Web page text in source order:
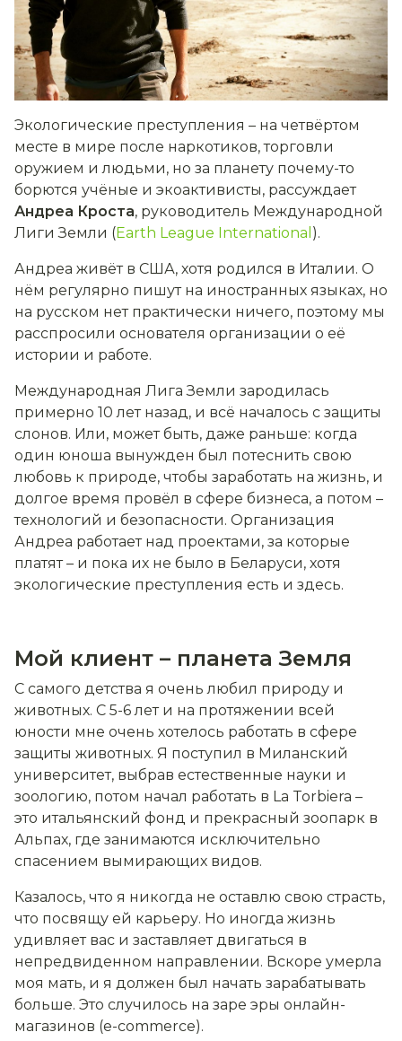
Экологические преступления – на четвёртом
месте в мире после наркотиков, торговли
оружием и людьми, но за планету почему-то
борются учёные и экоактивисты, рассуждает
Андреа Кроста, руководитель Международной
Лиги Земли (Earth League International ).
Андреа живёт в США, хотя родился в Италии. О
нём регулярно пишут на иностранных языках, но
на русском нет практически ничего, поэтому мы
расспросили основателя организации о её
истории и работе.
Международная Лига Земли зародилась
примерно 10 лет назад, и всё началось с защиты
слонов. Или, может быть, даже раньше: когда
один юноша вынужден был потеснить свою
любовь к природе, чтобы заработать на жизнь, и
долгое время провёл в сфере бизнеса, а потом –
технологий и безопасности. Организация
Андреа работает над проектами, за которые
платят – и пока их не было в Беларуси, хотя
экологические преступления есть и здесь.
Мой клиент – планета Земля
С самого детства я очень любил природу и
животных. С 5-6 лет и на протяжении всей
юности мне очень хотелось работать в сфере
защиты животных. Я поступил в Миланский
университет, выбрав естественные науки и
зоологию, потом начал работать в La Torbiera –
это итальянский фонд и прекрасный зоопарк в
Альпах, где занимаются исключительно
спасением вымирающих видов.
Казалось, что я никогда не оставлю свою страсть,
что посвящу ей карьеру. Но иногда жизнь
удивляет вас и заставляет двигаться в
непредвиденном направлении. Вскоре умерла
моя мать, и я должен был начать зарабатывать
больше. Это случилось на заре эры онлайн-
магазинов (e-commerce).